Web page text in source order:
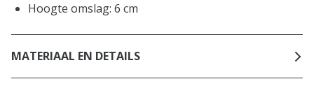
Hoogte omslag: 6 cm
MATERIAAL EN DETAILS